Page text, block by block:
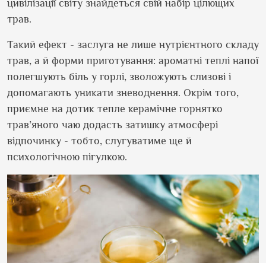
цивілізації світу знайдеться свій набір цілющих
трав.
Такий ефект - заслуга не лише нутрієнтного складу
трав, а й форми приготування: ароматні теплі напої
полегшують біль у горлі, зволожують слизові і
допомагають уникати зневоднення. Окрім того,
приємне на дотик тепле керамічне горнятко
трав’яного чаю додасть затишку атмосфері
відпочинку - тобто, слугуватиме ще й
психологічною пігулкою.